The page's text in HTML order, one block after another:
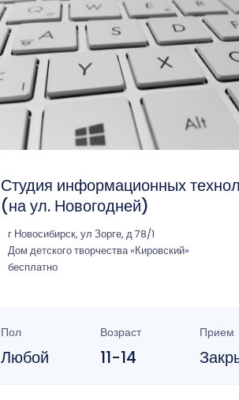
Студия информационных
(на ул. Новогодней)
г Новосибирск, ул Зорге, д 78/1
Дом детского творчества «Кировский»
бесплатно
Пол
Любой
Возраст
11-14
Прием